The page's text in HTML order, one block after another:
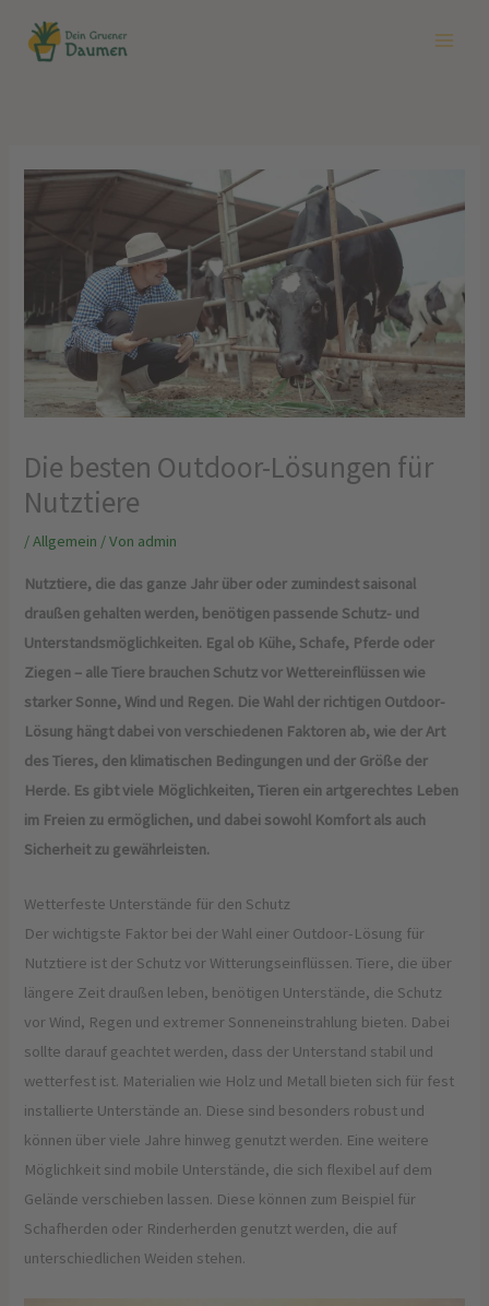
Inhalt
Die besten Outdoor-Lösungen für
Nutztiere
/Allgemein / Von admin
Nutztiere, die das ganze Jahr über oder zumindest saisonal
draußen gehalten werden, benötigen passende Schutz- und
Unterstandsmöglichkeiten. Egal ob Kühe, Schafe, Pferde oder
Ziegen – alle Tiere brauchen Schutz vor Wettereinflüssen wie
starker Sonne, Wind und Regen. Die Wahl der richtigen Outdoor-
Lösung hängt dabei von verschiedenen Faktoren ab, wie der Art
des Tieres, den klimatischen Bedingungen und der Größe der
Herde. Es gibt viele Möglichkeiten, Tieren ein artgerechtes Leben
im Freien zu ermöglichen, und dabei sowohl Komfort als auch
Sicherheit zu gewährleisten.
Wetterfeste Unterstände für den Schutz
Der wichtigste Faktor bei der Wahl einer Outdoor-Lösung für
Nutztiere ist der Schutz vor Witterungseinflüssen. Tiere, die über
längere Zeit draußen leben, benötigen Unterstände, die Schutz
vor Wind, Regen und extremer Sonneneinstrahlung bieten. Dabei
sollte darauf geachtet werden, dass der Unterstand stabil und
wetterfest ist. Materialien wie Holz und Metall bieten sich für fest
installierte Unterstände an. Diese sind besonders robust und
können über viele Jahre hinweg genutzt werden. Eine weitere
Möglichkeit sind mobile Unterstände, die sich flexibel auf dem
Gelände verschieben lassen. Diese können zum Beispiel für
Schafherden oder Rinderherden genutzt werden, die auf
unterschiedlichen Weiden stehen.